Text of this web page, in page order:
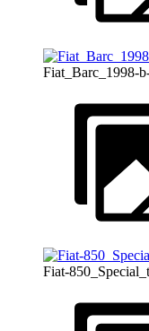
Fiat_Barc_1998-
Fiat-